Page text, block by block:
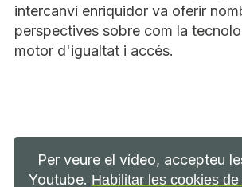
intercanvi enriquidor va oferir
perspectives sobre com la
motor d'igualtat i accés.
Per veure el vídeo, accepteu
Youtube. Habilitar les cookies